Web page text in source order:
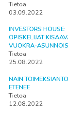
Tietoa
03.09.2022
INVESTORS HOUSE:
OPISKELIJAT
VUOKRA-
Tietoa
25.08.2022
NÄIN
ETENEE
Tietoa
12.08.2022